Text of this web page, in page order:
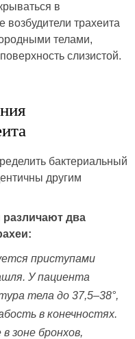
в
трахеита
телами,
слизистой.
бактериальный
другим
различают два
приступами
У пациента
тела до 37,5–38°,
в конечностях.
зоне бронхов,